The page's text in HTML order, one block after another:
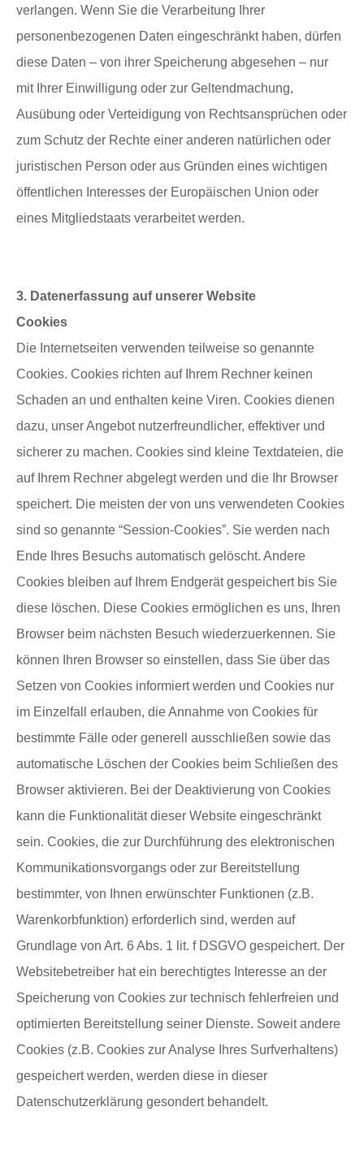
verlangen. Wenn Sie die Verarbeitung Ihrer
personenbezogenen Daten eingeschränkt haben, dürfen
diese Daten – von ihrer Speicherung abgesehen – nur
mit Ihrer Einwilligung oder zur Geltendmachung,
Ausübung oder Verteidigung von Rechtsansprüchen oder
zum Schutz der Rechte einer anderen natürlichen oder
juristischen Person oder aus Gründen eines wichtigen
öffentlichen Interesses der Europäischen Union oder
eines Mitgliedstaats verarbeitet werden.
3. Datenerfassung auf unserer Website
Cookies
Die Internetseiten verwenden teilweise so genannte
Cookies. Cookies richten auf Ihrem Rechner keinen
Schaden an und enthalten keine Viren. Cookies dienen
dazu, unser Angebot nutzerfreundlicher, effektiver und
sicherer zu machen. Cookies sind kleine Textdateien, die
auf Ihrem Rechner abgelegt werden und die Ihr Browser
speichert. Die meisten der von uns verwendeten Cookies
sind so genannte “Session-Cookies”. Sie werden nach
Ende Ihres Besuchs automatisch gelöscht. Andere
Cookies bleiben auf Ihrem Endgerät gespeichert bis Sie
diese löschen. Diese Cookies ermöglichen es uns, Ihren
Browser beim nächsten Besuch wiederzuerkennen. Sie
können Ihren Browser so einstellen, dass Sie über das
Setzen von Cookies informiert werden und Cookies nur
im Einzelfall erlauben, die Annahme von Cookies für
bestimmte Fälle oder generell ausschließen sowie das
automatische Löschen der Cookies beim Schließen des
Browser aktivieren. Bei der Deaktivierung von Cookies
kann die Funktionalität dieser Website eingeschränkt
sein. Cookies, die zur Durchführung des elektronischen
Kommunikationsvorgangs oder zur Bereitstellung
bestimmter, von Ihnen erwünschter Funktionen (z.B.
Warenkorbfunktion) erforderlich sind, werden auf
Grundlage von Art. 6 Abs. 1 lit. f DSGVO gespeichert. Der
Websitebetreiber hat ein berechtigtes Interesse an der
Speicherung von Cookies zur technisch fehlerfreien und
optimierten Bereitstellung seiner Dienste. Soweit andere
Cookies (z.B. Cookies zur Analyse Ihres Surfverhaltens)
gespeichert werden, werden diese in dieser
Datenschutzerklärung gesondert behandelt.